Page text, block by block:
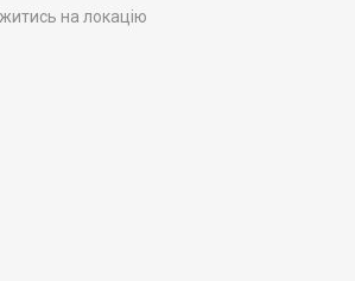
на локацію